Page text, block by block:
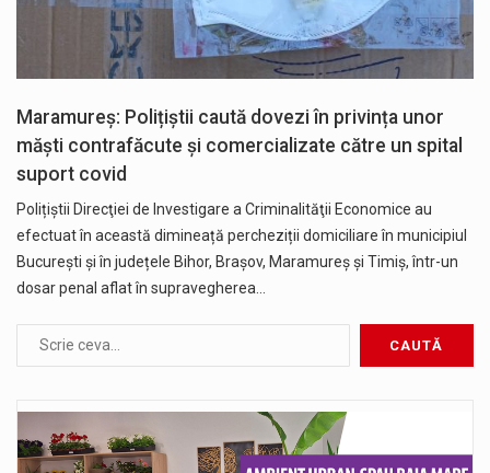
Maramureș: Polițiștii caută dovezi în privința unor
măști contrafăcute și comercializate către un spital
suport covid
Polițiștii Direcţiei de Investigare a Criminalităţii Economice au
efectuat în această dimineață percheziții domiciliare în municipiul
București și în județele Bihor, Brașov, Maramureș și Timiș, într-un
dosar penal aflat în supravegherea…